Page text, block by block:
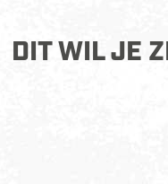
DIT WIL JE